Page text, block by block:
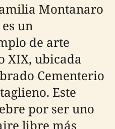
Montanaro
un
de arte
XIX, ubicada
Cementerio
Este
por ser uno
libre más